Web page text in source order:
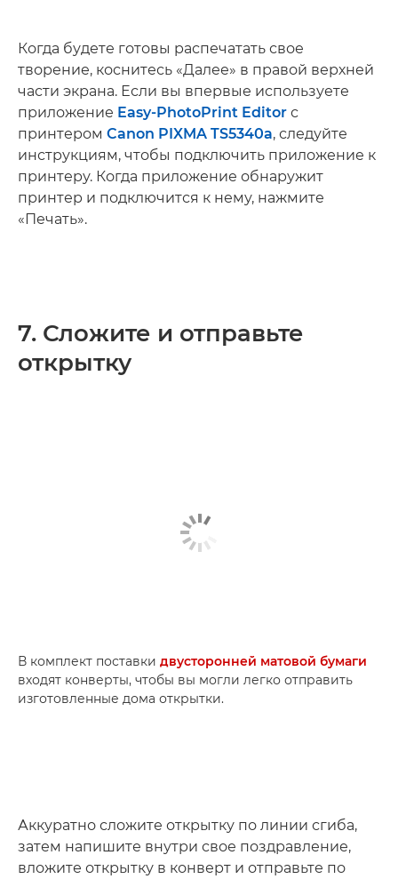
Когда будете готовы распечатать свое
творение, коснитесь «Далее» в правой верхней
части экрана. Если вы впервые используете
приложение Easy-PhotoPrint Editor с
принтером Canon PIXMA TS5340a, следуйте
инструкциям, чтобы подключить приложение к
принтеру. Когда приложение обнаружит
принтер и подключится к нему, нажмите
«Печать».
7. Сложите и отправьте
открытку
В комплект поставки двусторонней матовой бумаги
входят конверты, чтобы вы могли легко отправить
изготовленные дома открытки.
Аккуратно сложите открытку по линии сгиба,
затем напишите внутри свое поздравление,
вложите открытку в конверт и отправьте по